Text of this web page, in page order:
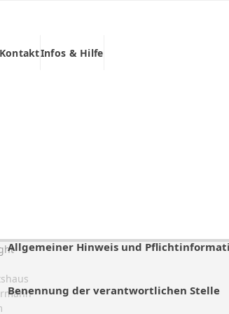
KontaktInfos & Hilfe
Allgemeiner Hinweis und
Benennung der verantwortlichen Stelle